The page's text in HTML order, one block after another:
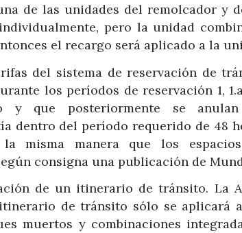
de las unidades del remolcador y
pero la unidad
el recargo será aplicado a la
del sistema de reservación de
los períodos de reservación 1,
y que posteriormente se
dentro del período requerido de 48
misma manera que los
consigna una publicación de
de un itinerario de tránsito. La
de tránsito sólo se aplicará
muertos y combinaciones